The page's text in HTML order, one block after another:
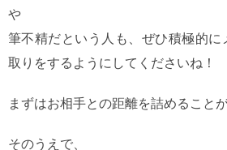
や
筆不精だという人も、ぜひ積極的に
取りをするようにしてくださいね！
まずはお相手との距離を詰めること
そのうえで、